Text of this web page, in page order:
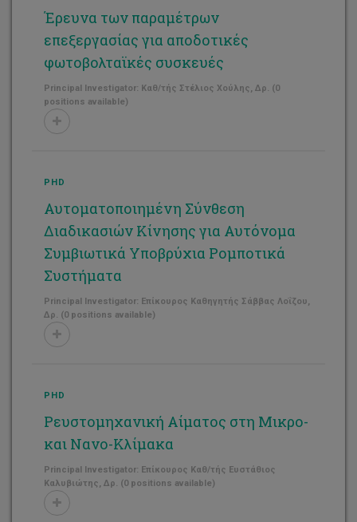
Έρευνα των παραμέτρων
επεξεργασίας για αποδοτικές
φωτοβολταϊκές συσκευές
Principal Investigator: Καθ/τής Στέλιος Χούλης, Δρ. (0
positions available)
PHD
Αυτοματοποιημένη Σύνθεση
Διαδικασιών Κίνησης για Αυτόνομα
Συμβιωτικά Υποβρύχια Ρομποτικά
Συστήματα
Principal Investigator: Επίκουρος Καθηγητής Σάββας Λοΐζου,
Δρ. (0 positions available)
PHD
Ρευστομηχανική Αίματος στη Μικρο-
και Νανο-Κλίμακα
Principal Investigator: Επίκουρος Καθ/τής Ευστάθιος
Καλυβιώτης, Δρ. (0 positions available)